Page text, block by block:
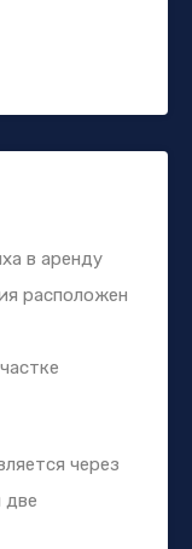
в аренду
расположен
через
две